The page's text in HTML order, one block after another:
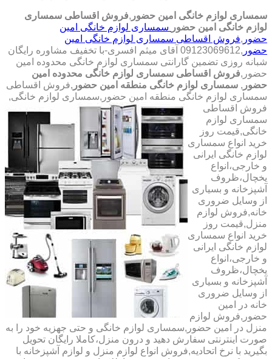
سمساری لوازم خانگی امین حضور ,فروش اقساطی سمساری
لوازم خانگی امین حضور سمساری لوازم خانگی امین
حضور ,فروش اقساطی سمساری لوازم خانگی امین
حضور
,09123069612 آقای میثم افسری-با تخفیف مشاوره رایگان
شبانه روزی تضمین گارانتی سمساری لوازم خانگی محدوده امین
حضور,فروش اقساطی سمساری لوازم خانگی محدوده امین
حضور , سمساری لوازم خانگی منطقه امین حضور ,فروش اقساطی
سمساری لوازم خانگی منطقه امین حضور,سمساری لوازم خانگی,
فروش اقساطی
سمساری لوازم
خانگی,قیمت روز
خرید انواع سمساری
لوازم خانگی ایرانی
و خارجی،انواع
یخچال،ظروف
آشپزخانه و بسیاری
از وسایل ضروری
خانه,فروش لوازم
منزل,قیمت روز
خرید انواع سمساری
لوازم خانگی ایرانی
و خارجی،انواع
یخچال،ظروف
آشپزخانه و بسیاری
از وسایل ضروری
خانه در امین
حضور,فروش لوازم
منزل در امین حضور,سمساری لوازم خانگی و حتی جهزیه خود را به
صورت اینترنتی سفارش دهید و درون منزل،کاملا رایگان تحویل
بگیرید با نرخ اتحادیه,فروش انواع لوازم منزل و لوازم آشپزخانه با